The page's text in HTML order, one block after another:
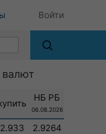
Войти
НБ РБ
06.08.2026
2.933
2.9264